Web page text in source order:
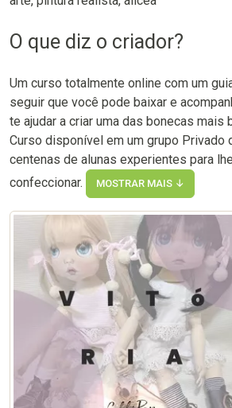
O que diz o criador?
Um curso totalmente online com um
seguir que você pode baixar e
te ajudar a criar uma das bonecas mais
Curso disponível em um grupo Privado
centenas de alunas experientes para
confeccionar.
MOSTRAR MAIS ↓